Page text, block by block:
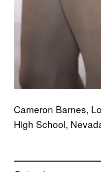
Cameron Barnes,
High School,